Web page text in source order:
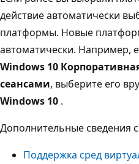
действие автоматически
платформы. Новые
автоматически. Например,
Windows 10
сеансами, выберите его
Windows 10 .
Дополнительные сведения
Поддержка сред